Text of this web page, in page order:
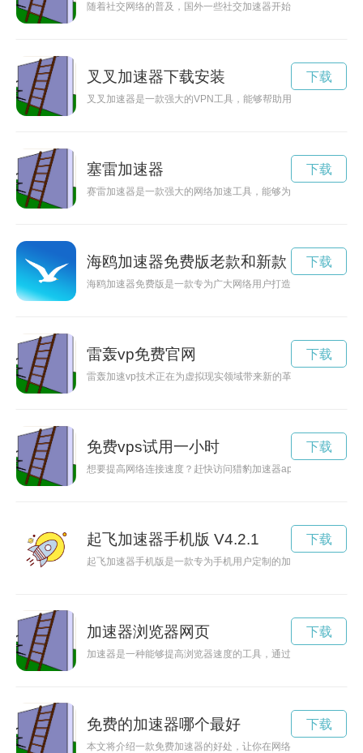
随着社交网络的普及，国外一些社交加速器开始提供免费服务
叉叉加速器下载安装
叉叉加速器是一款强大的VPN工具，能够帮助用户快速加速网
下载
塞雷加速器
赛雷加速器是一款强大的网络加速工具，能够为用户提供稳定
下载
海鸥加速器免费版老款和新款
海鸥加速器免费版是一款专为广大网络用户打造的加速工具，
下载
雷轰vp免费官网
雷轰加速vp技术正在为虚拟现实领域带来新的革命，为用户提
下载
免费vps试用一小时
想要提高网络连接速度？赶快访问猎豹加速器app下载官网，享
下载
起飞加速器手机版 V4.2.1
起飞加速器手机版是一款专为手机用户定制的加速器软件，能
下载
加速器浏览器网页
加速器是一种能够提高浏览器速度的工具，通过优化网络连接
下载
免费的加速器哪个最好
本文将介绍一款免费加速器的好处，让你在网络世界中畅游无阻
下载